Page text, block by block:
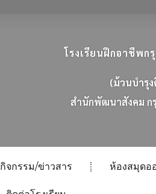
โรงเรียนฝึกอาชีพก
(ม้วนบำรุ
สนกพฒนาสงคม ก
กิจกรรม/ข่าวสาร ห้องสมุดอ